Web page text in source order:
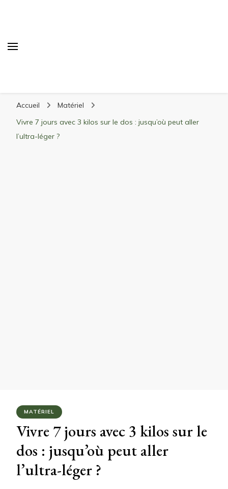
matériel, stations de ski
Accueil
Matériel
Vivre 7 jours avec 3 kilos sur le dos : jusqu’où peut aller
l’ultra-léger ?
MATÉRIEL
Vivre 7 jours avec 3 kilos sur le
dos : jusqu’où peut aller
l’ultra-léger ?